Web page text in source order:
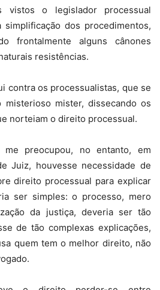
vistos o legislador processual
dos procedimentos,
frontalmente alguns cânones
resistências.
contra os processualistas, que se
misterioso mister, dissecando os
norteiam o direito processual.
me preocupou, no entanto, em
Juiz, houvesse necessidade de
direito processual para explicar
ser simples: o processo, mero
da justiça, deveria ser tão
de tão complexas explicações,
quem tem o melhor direito, não